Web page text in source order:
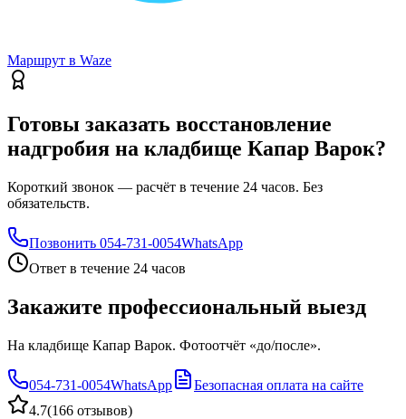
Маршрут в Waze
Готовы заказать восстановление
надгробия на кладбище Капар Варок?
Короткий звонок — расчёт в течение 24 часов. Без
обязательств.
Позвонить 054-731-0054WhatsApp
Ответ в течение 24 часов
Закажите профессиональный выезд
На кладбище Капар Варок. Фотоотчёт «до/после».
054-731-0054WhatsApp
Безопасная оплата на сайте
4.7(166 отзывов)